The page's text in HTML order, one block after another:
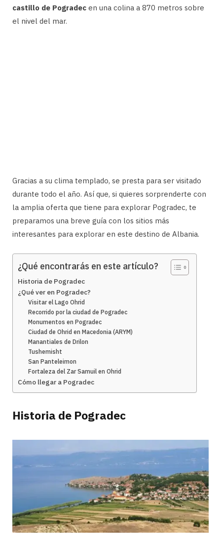
castillo de Pogradec en una colina a 870 metros sobre
el nivel del mar.
Gracias a su clima templado, se presta para ser visitado
durante todo el año. Así que, si quieres sorprenderte con
la amplia oferta que tiene para explorar Pogradec, te
preparamos una breve guía con los sitios más
interesantes para explorar en este destino de Albania.
¿Qué encontrarás en este artículo?
Historia de Pogradec
¿Qué ver en Pogradec?
Visitar el Lago Ohrid
Recorrido por la ciudad de Pogradec
Monumentos en Pogradec
Ciudad de Ohrid en Macedonia (ARYM)
Manantiales de Drilon
Tushemisht
San Panteleimon
Fortaleza del Zar Samuil en Ohrid
Cómo llegar a Pogradec
Historia de Pogradec